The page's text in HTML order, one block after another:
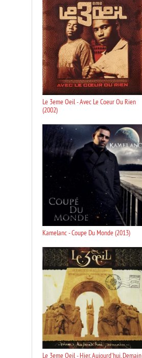
Le 3eme Oeil - Avec Le Coeur Ou Rien
(2002)
Kamelanc - Coupe Du Monde (2013)
Le 3eme Oeil - Hier, Aujourd'hui, Demain